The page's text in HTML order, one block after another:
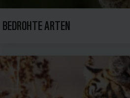
BEDROHTE ARTEN